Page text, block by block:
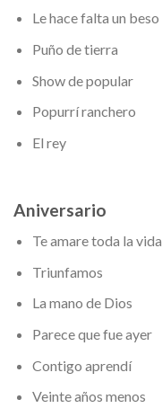
Le hace falta un beso
Puño de tierra
Show de popular
Popurrí ranchero
El rey
Aniversario
Te amare toda la vida
Triunfamos
La mano de Dios
Parece que fue ayer
Contigo aprendí
Veinte años menos